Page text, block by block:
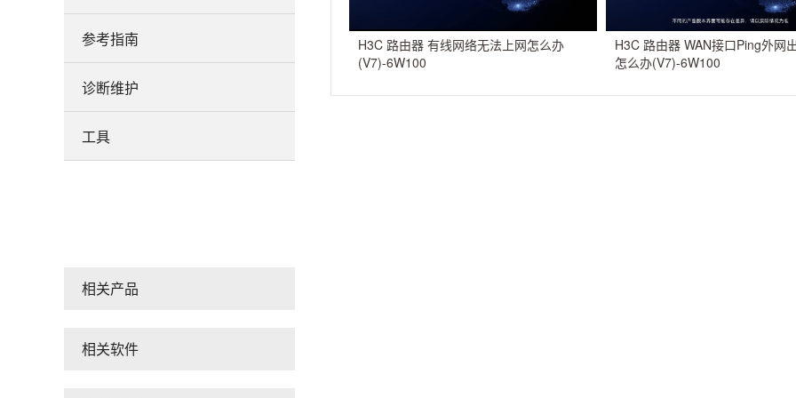
参考指南
诊断维护
工具
相关产品
相关软件
H3C 路由器 有线网络无法上网怎么办
(V7)-6W100
H3C 路由器 WAN接口Ping外网
怎么办(V7)-6W100